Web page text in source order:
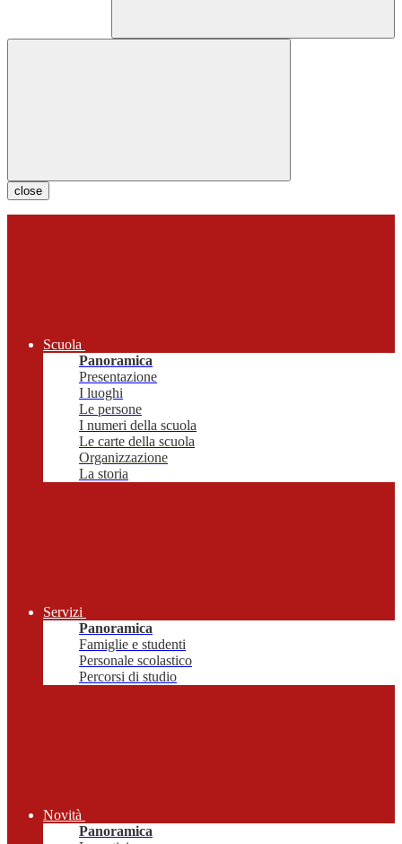
close
Scuola
Panoramica
Presentazione
I luoghi
Le persone
I numeri della scuola
Le carte della scuola
Organizzazione
La storia
Servizi
Panoramica
Famiglie e studenti
Personale scolastico
Percorsi di studio
Novità
Panoramica